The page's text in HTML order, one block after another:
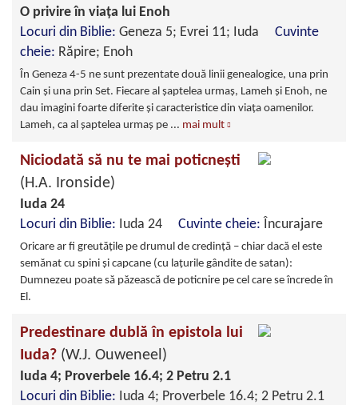
O privire în viaţa lui Enoh
Locuri din Biblie: Geneza 5; Evrei 11; Iuda Cuvinte
cheie: Răpire; Enoh
În Geneza 4-5 ne sunt prezentate două linii genealogice, una prin
Cain şi una prin Set. Fiecare al şaptelea urmaş, Lameh şi Enoh, ne
dau imagini foarte diferite şi caracteristice din viaţa oamenilor.
Lameh, ca al şaptelea urmaş pe ... mai mult
Niciodată să nu te mai poticneşti
(H.A. Ironside)
Iuda 24
Locuri din Biblie: Iuda 24 Cuvinte cheie: Încurajare
Oricare ar fi greutăţile pe drumul de credinţă – chiar dacă el este
semănat cu spini şi capcane (cu laţurile gândite de satan):
Dumnezeu poate să păzească de poticnire pe cel care se încrede în
El.
Predestinare dublă în epistola lui
Iuda? (W.J. Ouweneel)
Iuda 4; Proverbele 16.4; 2 Petru 2.1
Locuri din Biblie: Iuda 4; Proverbele 16.4; 2 Petru 2.1